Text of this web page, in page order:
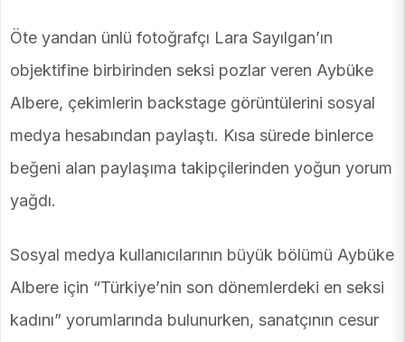
Öte yandan ünlü fotoğrafçı Lara Sayılgan’ın
objektifine birbirinden seksi pozlar veren Aybüke
Albere, çekimlerin backstage görüntülerini sosyal
medya hesabından paylaştı. Kısa sürede binlerce
beğeni alan paylaşıma takipçilerinden yoğun yorum
yağdı.
Sosyal medya kullanıcılarının büyük bölümü Aybüke
Albere için “Türkiye’nin son dönemlerdeki en seksi
kadını” yorumlarında bulunurken, sanatçının cesur